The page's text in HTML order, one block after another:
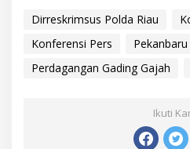
Dirreskrimsus Polda Riau
Konferensi Pers
Pekanbaru
Perdagangan Gading Gajah
Ikuti